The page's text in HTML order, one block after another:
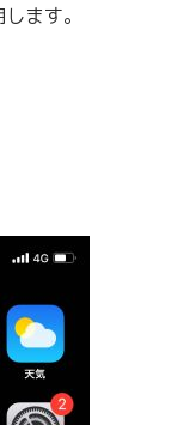
ます。